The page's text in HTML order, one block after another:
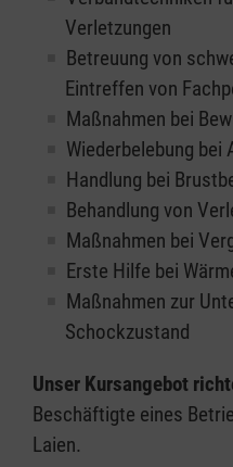
Verletzungen
Betreuung von
Eintreffen von
Maßnahmen bei
Wiederbelebung
Handlung bei
Behandlung von
Maßnahmen bei
Erste Hilfe bei
Maßnahmen zur
Schockzustand
Unser Kursangebot
Beschäftigte eines
Laien.